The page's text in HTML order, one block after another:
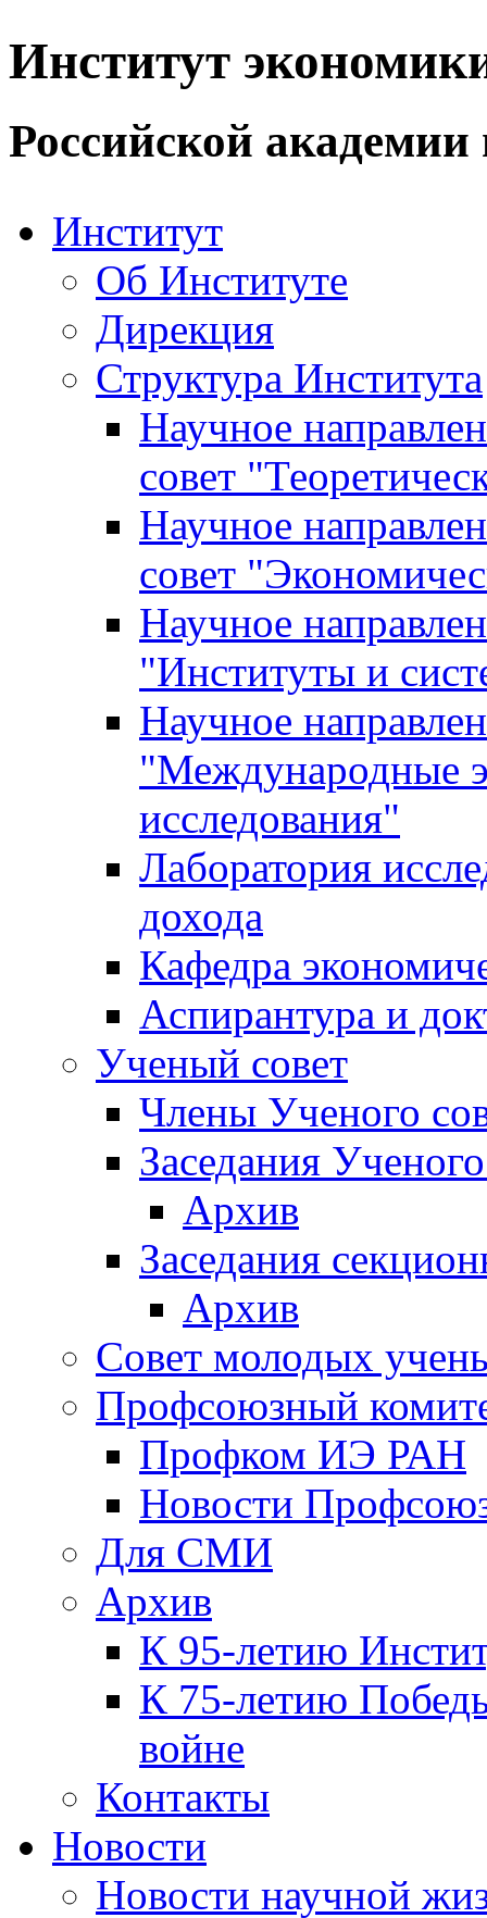
Институт
Российской академии
Институт
Об Институте
Дирекция
Структура Института
Научное
совет
Научное
совет
Научное
"Институты и
Научное
"Международные
исследования"
Лаборатория
дохода
Кафедра
Аспирантура и
Ученый совет
Члены Ученого
Заседания
Архив
Заседания
Архив
Совет молодых
Профсоюзный
Профком ИЭ РАН
Новости
Для СМИ
Архив
К 95-летию
К 75-летию
войне
Контакты
Новости
Новости научной